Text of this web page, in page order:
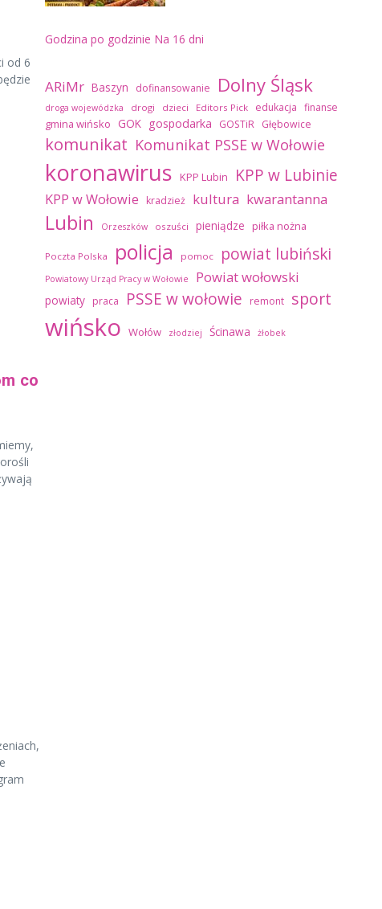
od 6
co
Godzina po godzinie Na 16 dni
ARiMr Baszyn dofinansowanie Dolny Śląsk
droga wojewódzka drogi dzieci Editors Pick edukacja finanse
gmina wińsko GOK gospodarka GOSTiR Głębowice
komunikat Komunikat PSSE w Wołowie
koronawirus KPP Lubin KPP w Lubinie
KPP w Wołowie kradzież kultura kwarantanna
Lubin Orzeszków oszuści pieniądze piłka nożna
Poczta Polska policja pomoc powiat lubiński
Powiatowy Urząd Pracy w Wołowie Powiat wołowski
powiaty praca PSSE w wołowie remont sport
wińsko Wołów złodziej Ścinawa żłobek